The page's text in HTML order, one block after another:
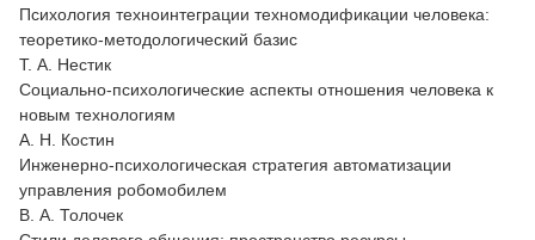
Психология техноинтеграции техномодификации человека:
теоретико-методологический базис
Т. А. Нестик
Социально-психологические аспекты отношения человека к
новым технологиям
А. Н. Костин
Инженерно-психологическая стратегия автоматизации
управления робомобилем
В. А. Толочек